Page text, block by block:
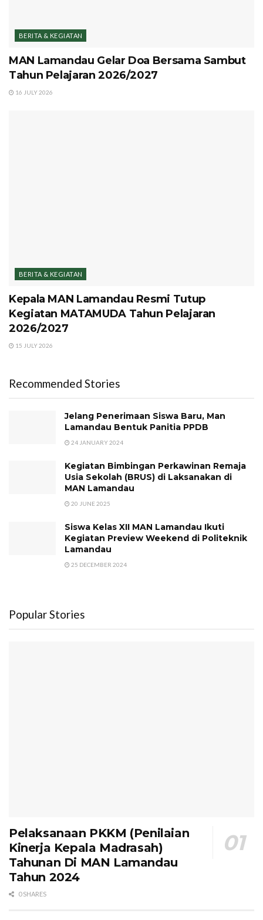
BERITA & KEGIATAN
MAN Lamandau Gelar Doa Bersama Sambut
Tahun Pelajaran 2026/2027
16 JULY 2026
BERITA & KEGIATAN
Kepala MAN Lamandau Resmi Tutup
Kegiatan MATAMUDA Tahun Pelajaran
2026/2027
15 JULY 2026
Recommended Stories
Jelang Penerimaan Siswa Baru, Man
Lamandau Bentuk Panitia PPDB
24 JANUARY 2024
Kegiatan Bimbingan Perkawinan Remaja
Usia Sekolah (BRUS) di Laksanakan di
MAN Lamandau
20 JUNE 2025
Siswa Kelas XII MAN Lamandau Ikuti
Kegiatan Preview Weekend di Politeknik
Lamandau
25 DECEMBER 2024
Popular Stories
Pelaksanaan PKKM (Penilaian
Kinerja Kepala Madrasah)
Tahunan Di MAN Lamandau
Tahun 2024
0 SHARES